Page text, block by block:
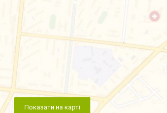
Показати на карті